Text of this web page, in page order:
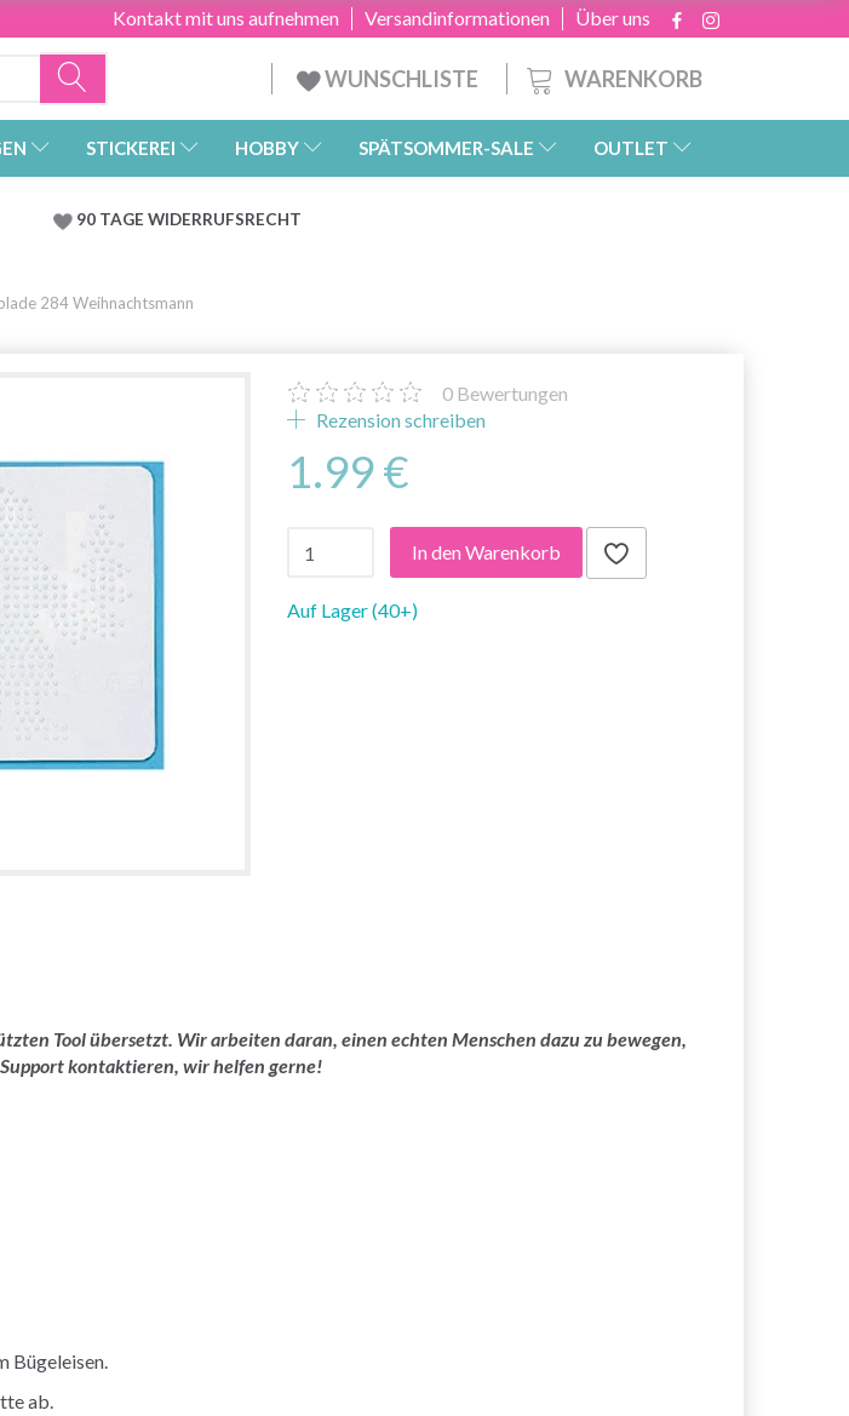
Über uns
Versandinformationen
Kontakt mit uns aufnehmen
WARENKORB
WUNSCHLISTE
STICKEREI HOBBY SPÄTSOMMER-SALE OUTLET
90 TAGE WIDERRUFSRECHT
284 Weihnachtsmann
0 Bewertungen
Rezension schreiben
1.99 €
In den Warenkorb
Auf Lager (40+)
Tool übersetzt. Wir arbeiten daran, einen echten Menschen dazu zu bewegen,
kontaktieren, wir helfen gerne!
Bügeleisen.
ab.